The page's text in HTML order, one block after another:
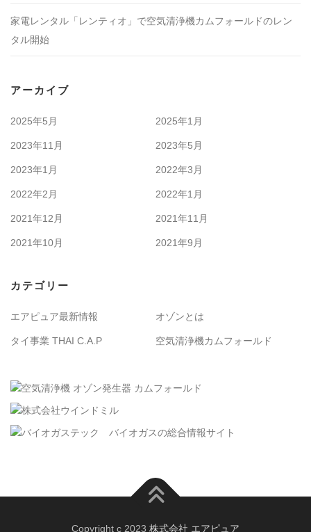
家電レンタル「レンティオ」で空気清浄機カムフォールドのレン
タル開始
アーカイブ
2025年5月 2025年1月
2023年11月 2023年5月
2023年1月 2022年3月
2022年2月 2022年1月
2021年12月 2021年11月
2021年10月 2021年9月
カテゴリー
エアピュア最新情報 オゾンとは
タイ事業 THAI C.A.P 空気清浄機カムフォールド
Copyright c 2023 株式会社 エアピュア